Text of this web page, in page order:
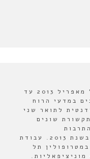
עורכת המשנה של "אורבנולוגיה" מאפריל 2013 עד
במדעי הרוח
לתואר שני
שונים
והאקטואליה, והצטרפה למעבדה בשנת 2013. עבודת
תל